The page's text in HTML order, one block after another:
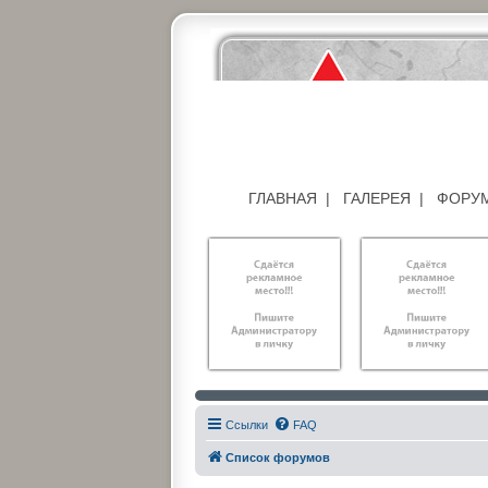
ГЛАВНАЯ | ГАЛЕРЕЯ |
Ссылки FAQ
Список форумов